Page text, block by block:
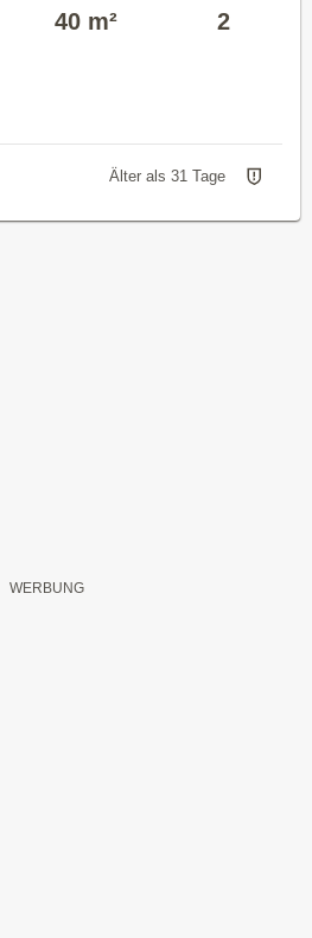
40 m² 2
Älter als 31 Tage